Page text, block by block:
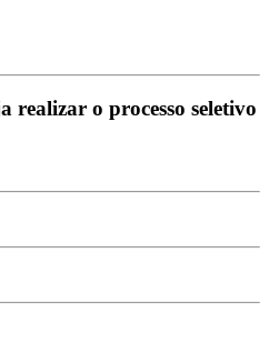
realizar o processo seletivo